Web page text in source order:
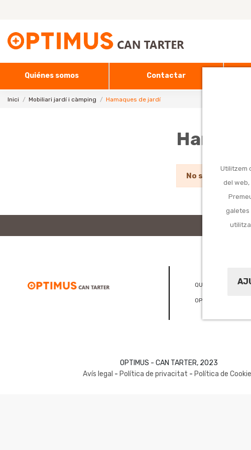
Utilitzem
del
galetes
Quiénes somos Contactar
Inici Mobiliari jardí i càmping Hamaques de jardí
No s'han trobat
QUI SOM
OPTICONSELLS
OPTIMUS - CAN TARTER, 2023
Avís legal - Política de privacitat - Política de